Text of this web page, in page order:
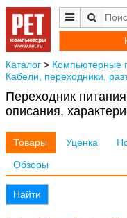
Каталог > Компьютерные
Кабели, переходники,
Переходник
описания,
Товары Уценка
Обзоры
Найти